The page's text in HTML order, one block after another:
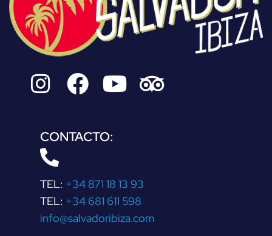
CONTACTO:
TEL: +34 871 18 13 93
TEL: +34 681 611 598
info@salvadoribiza.com